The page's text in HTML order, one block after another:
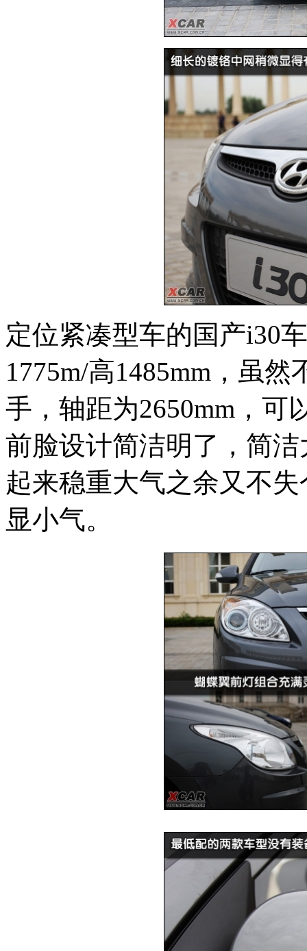
定位紧凑型车的国产i30
1775m/高1485mm，虽
手，轴距为2650mm，可
前脸设计简洁明了，简
起来稳重大气之余又不
显小气。